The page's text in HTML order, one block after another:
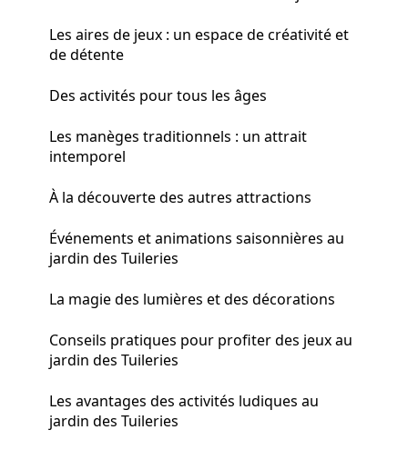
Les aires de jeux : un espace de créativité et
de détente
Des activités pour tous les âges
Les manèges traditionnels : un attrait
intemporel
À la découverte des autres attractions
Événements et animations saisonnières au
jardin des Tuileries
La magie des lumières et des décorations
Conseils pratiques pour profiter des jeux au
jardin des Tuileries
Les avantages des activités ludiques au
jardin des Tuileries